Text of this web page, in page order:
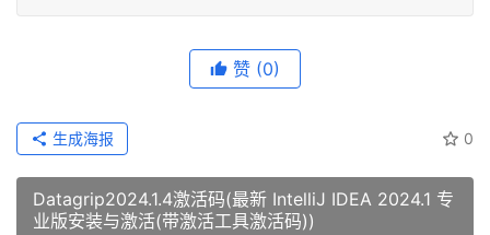
赞 (0)
0
生成海报
Datagrip2024.1.4激活码(最新 IntelliJ IDEA 2024.1 专
业版安装与激活(带激活工具激活码))